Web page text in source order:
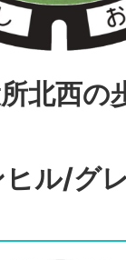
北西の
ル/グ